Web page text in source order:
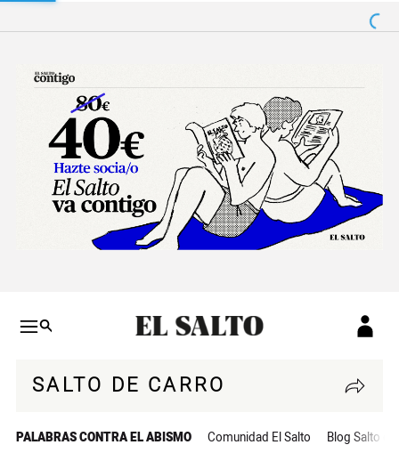
Salto a contenido
SALTO DE CARRO
PALABRAS CONTRA EL ABISMO Comunidad El Salto Blog Salto